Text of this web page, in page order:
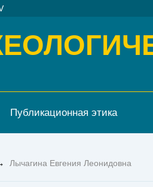
Публикационная этика
Лычагина Евгения Леонидовна